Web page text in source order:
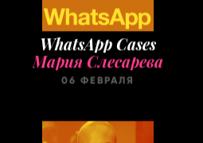
WhatsApp Cases
Мария Слесарева
06 ФЕВРАЛЯ